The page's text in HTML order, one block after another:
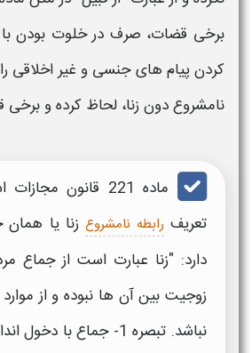
برخی قضات، صرف در خلوت بودن با
کردن پیام های جنسی و غیر اخلاقی
نامشروعدون زنا، لحاظ کرده و
ماده 221 قانون
تعریف رابطه نامشروع زنا یا همان
دارد: "زنا عبارت است از جماع
زوجیت بین آن ها نبوده و از
نباشد. تبصره 1- جماع با